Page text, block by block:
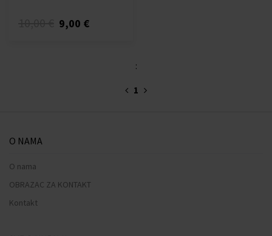
9,00 €
:
1
O NAMA
O nama
OBRAZAC ZA KONTAKT
Kontakt